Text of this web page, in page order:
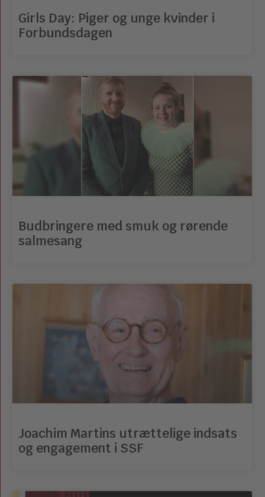
Girls Day: Piger og unge kvinder i
Forbundsdagen
Budbringere med smuk og rørende
salmesang
Joachim Martins utrættelige indsats
og engagement i SSF